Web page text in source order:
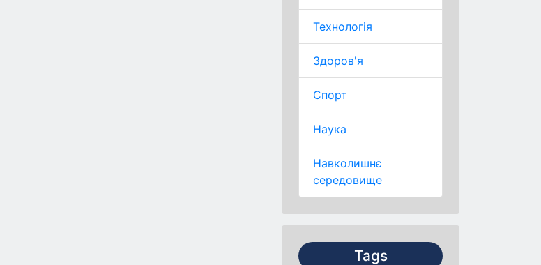
Технологія
Здоров'я
Спорт
Наука
Навколишнє
середовище
Tags